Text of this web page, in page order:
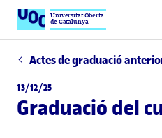
Universitat Oberta
de Catalunya
Actes de graduació
13/12/25
Graduació del